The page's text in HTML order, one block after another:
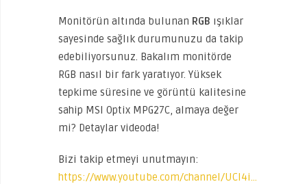
Monitörün altında bulunan RGB ışıklar
sayesinde sağlık durumunuzu da takip
edebiliyorsunuz. Bakalım monitörde
RGB nasıl bir fark yaratıyor. Yüksek
tepkime süresine ve görüntü kalitesine
sahip MSI Optix MPG27C, almaya değer
mi? Detaylar videoda!
Bizi takip etmeyi unutmayın:
https://www.youtube.com/channel/UCl4i…